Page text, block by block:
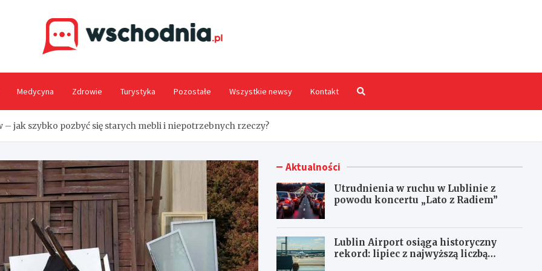
Medycyna Zdrowie Turystyka Pozostałe Wszystkie newsy Kontakt
jak szybko pozbyć się starych mebli i niepotrzebnych rzeczy?
Aktualności
Utrudnienia w ruchu w Lublinie z
powodu koncertu „Lato z Radiem”
Lublin Airport osiąga historyczny
rekord: lipiec z najwyższą liczbą